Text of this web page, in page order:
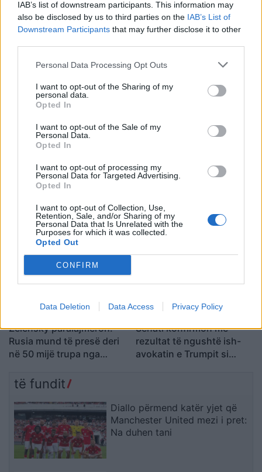
IAB’s list of downstream participants. This information may
also be disclosed by us to third parties on the IAB’s List of
Downstream Participants that may further disclose it to other
Personal Data Processing Opt Outs
I want to opt-out of the Sharing of my
personal data.
Opted In
I want to opt-out of the Sale of my
Personal Data.
Opted In
I want to opt-out of processing my
Personal Data for Targeted Advertising.
Opted In
I want to opt-out of Collection, Use,
Retention, Sale, and/or Sharing of my
Personal Data that Is Unrelated with the
Purposes for which it was collected.
Opted Out
CONFIRM
Data Deletion Data Access Privacy Policy
Turqia vendos kufizime
Zi, shtohen paqartësitë
për tregtinë detare
Aksident në Peru/
Trembëdhjetë të vdekur
dhe katër të plagosur në
përplasjen midis furgonit
Rënia historike e Danubit
nxjerr nga uji anije naziste
dhe municione të
pashpërthyera të Luftës
së Dytë Botërore
Moskës dhe Kievit
armëpushim në Detin e Zi
Zelensky paralajmëron:
Rusia mund të presë deri
në 50 mijë trupa nga
Senati konfirmon me
rezultat të ngushtë ish-
avokatin e Trumpit si
të fundit
Diallo përmend katër yjet që
Manchester United mezi i pret:
Na duhen tani